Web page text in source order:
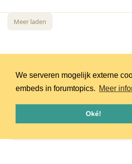
We serveren mogelijk externe
embeds in forumtopics. Meer
Oké!
Meer laden
Oeps! Er is iets misgegaan. Herlaad
opnieuw.